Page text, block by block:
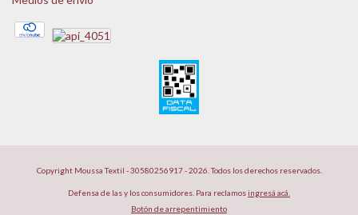
Copyright Moussa Textil - 30580256917 - 2026. Todos los derechos reservados.
Defensa de las y los consumidores. Para reclamosingresá acá.
Botón de arrepentimiento